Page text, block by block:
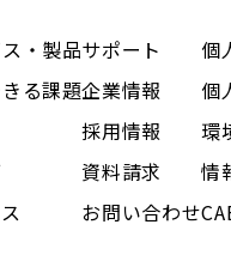
・製品
る課題
サポート
企業情報
採用情報
資料請求
お問い合わせ
個
個
環
情